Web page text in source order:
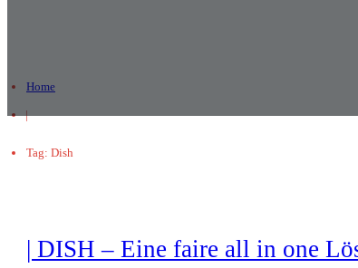
Home
|
Tag: Dish
| DISH – Eine faire all in one